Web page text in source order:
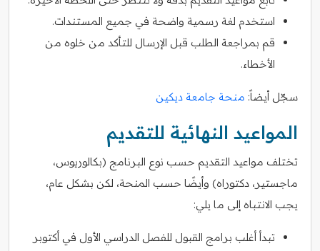
استخدم لغة رسمية واضحة في جميع المستندات.
قم بمراجعة الطلب قبل الإرسال للتأكد من خلوه من
الأخطاء.
سجّل أيضاً: منحة جامعة ديكين
المواعيد النهائية للتقديم
تختلف مواعيد التقديم حسب نوع البرنامج (بكالوريوس،
ماجستير، دكتوراه) وأيضًا حسب المنحة، لكن بشكل عام،
يجب الانتباه إلى ما يلي:
تبدأ أغلب برامج القبول للفصل الدراسي الأول في أكتوبر